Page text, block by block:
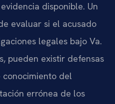
disponible. Un
evaluar si el acusado
legales bajo Va.
pueden existir defensas
del
errónea de los